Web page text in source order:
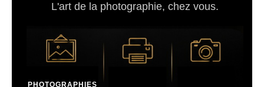
L'art de la photographie, chez vous.
PHOTOGRAPHIES